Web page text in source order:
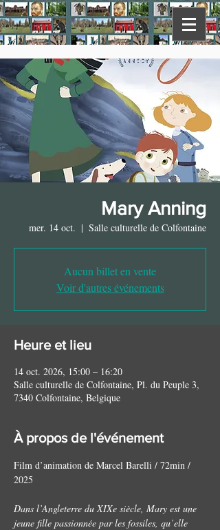
Mary Anning
mer. 14 oct.
  |
Salle culturelle de Colfontaine
Aucun billet en vente
Voir d'autres événements
Heure et lieu
14 oct. 2026, 15:00 – 16:20
Salle culturelle de Colfontaine, Pl. du Peuple 3,
7340 Colfontaine, Belgique
À propos de l'événement
Film d’animation de Marcel Barelli / 72min /
2025
Dans l’Angleterre du XIXe siècle, Mary est une
jeune fille passionnée par les fossiles, qu’elle